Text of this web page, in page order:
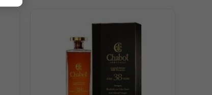
vị mạnh mẽ đậm đà của hoa quả nướng và